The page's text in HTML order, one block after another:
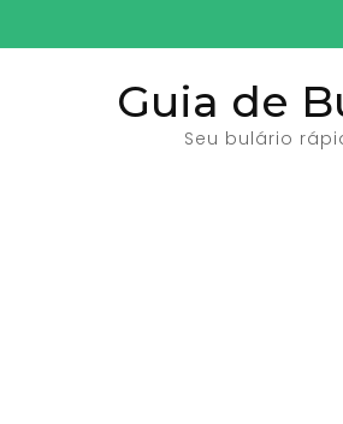
para
Guia de
Seu bulário